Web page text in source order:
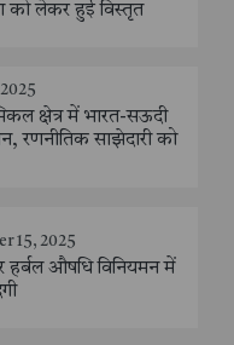
को लेकर हुई विस्तृत
क्षेत्र में भारत-सऊदी
रणनीतिक साझेदारी को
15, 2025
हर्बल औषधि विनियमन में